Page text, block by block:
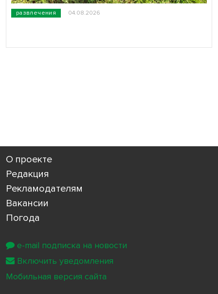
развлечения 04.08.2026
О проекте
Редакция
Рекламодателям
Вакансии
Погода
e-mail подписка на новости
Включить уведомления
Мобильная версия сайта